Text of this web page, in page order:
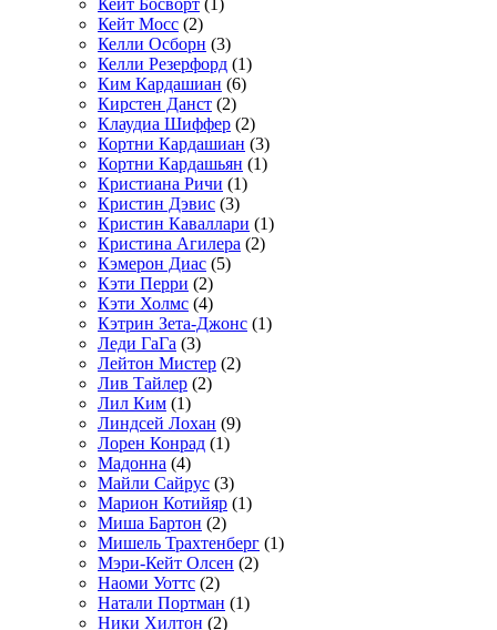
Кейт Босворт (1)
Кейт Мосс (2)
Келли Осборн (3)
Келли Резерфорд (1)
Ким Кардашиан (6)
Кирстен Данст (2)
Клаудиа Шиффер (2)
Кортни Кардашиан (3)
Кортни Кардашьян (1)
Кристиана Ричи (1)
Кристин Дэвис (3)
Кристин Каваллари (1)
Кристина Агилера (2)
Кэмерон Диас (5)
Кэти Перри (2)
Кэти Холмс (4)
Кэтрин Зета-Джонс (1)
Леди ГаГа (3)
Лейтон Мистер (2)
Лив Тайлер (2)
Лил Ким (1)
Линдсей Лохан (9)
Лорен Конрад (1)
Мадонна (4)
Майли Сайрус (3)
Марион Котийяр (1)
Миша Бартон (2)
Мишель Трахтенберг (1)
Мэри-Кейт Олсен (2)
Наоми Уоттс (2)
Натали Портман (1)
Ники Хилтон (2)